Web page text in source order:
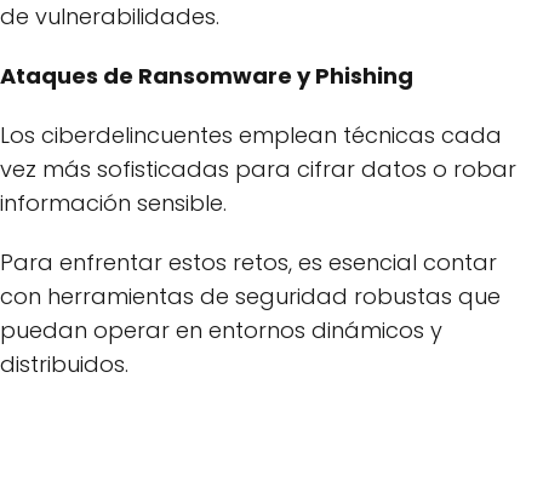
de vulnerabilidades.
Ataques de Ransomware y Phishing
Los ciberdelincuentes emplean técnicas cada
vez más sofisticadas para cifrar datos o robar
información sensible.
Para enfrentar estos retos, es esencial contar
con herramientas de seguridad robustas que
puedan operar en entornos dinámicos y
distribuidos.